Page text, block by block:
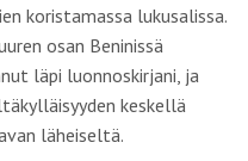
koristamassa lukusalissa.
osan Beninissä
läpi luonnoskirjani, ja
keskellä
läheiseltä.